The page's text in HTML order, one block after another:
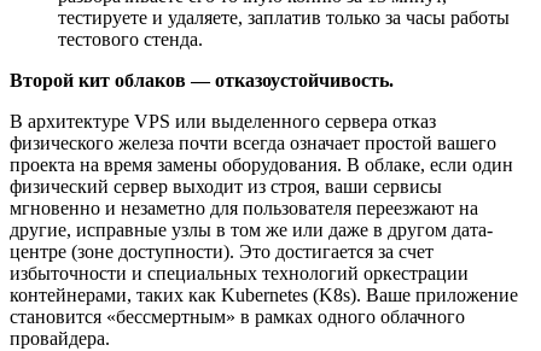
тестируете и удаляете, заплатив только за часы работы
тестового стенда.
Второй кит облаков — отказоустойчивость.
В архитектуре VPS или выделенного сервера отказ
физического железа почти всегда означает простой вашего
проекта на время замены оборудования. В облаке, если один
физический сервер выходит из строя, ваши сервисы
мгновенно и незаметно для пользователя переезжают на
другие, исправные узлы в том же или даже в другом дата-
центре (зоне доступности). Это достигается за счет
избыточности и специальных технологий оркестрации
контейнерами, таких как Kubernetes (K8s). Ваше приложение
становится «бессмертным» в рамках одного облачного
провайдера.